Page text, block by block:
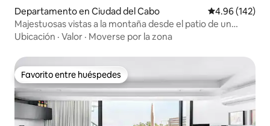
Departamento en Ciudad del Cabo Calificación
4.96 (142)
Majestuosas vistas a la montaña desde el patio de un
estudio de diseño
Ubicación · Valor · Moverse por la zona
Favorito entre huéspedes
Favorito entre huéspedes